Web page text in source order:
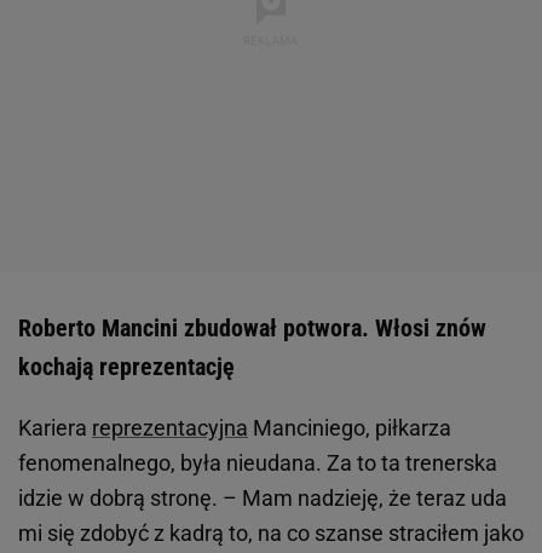
Roberto Mancini zbudował potwora. Włosi znów
kochają reprezentację
Kariera reprezentacyjna Manciniego, piłkarza
fenomenalnego, była nieudana. Za to ta trenerska
idzie w dobrą stronę. – Mam nadzieję, że teraz uda
mi się zdobyć z kadrą to, na co szanse straciłem jako